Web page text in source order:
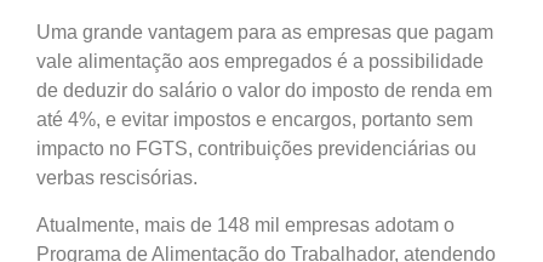
Uma grande vantagem para as empresas que pagam
vale alimentação aos empregados é a possibilidade
de deduzir do salário o valor do imposto de renda em
até 4%, e evitar impostos e encargos, portanto sem
impacto no FGTS, contribuições previdenciárias ou
verbas rescisórias.
Atualmente, mais de 148 mil empresas adotam o
Programa de Alimentação do Trabalhador, atendendo